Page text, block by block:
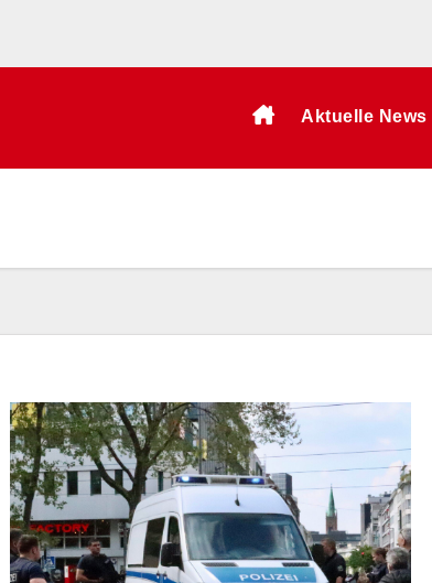
Aktuelle News